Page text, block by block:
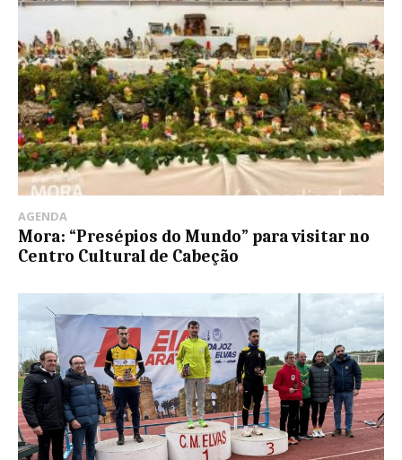
AGENDA
Mora: “Presépios do Mundo” para visitar no
Centro Cultural de Cabeção